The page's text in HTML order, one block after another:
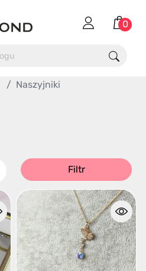
0
Naszyjniki
Filtr